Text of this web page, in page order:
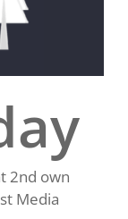
2nd own
Media